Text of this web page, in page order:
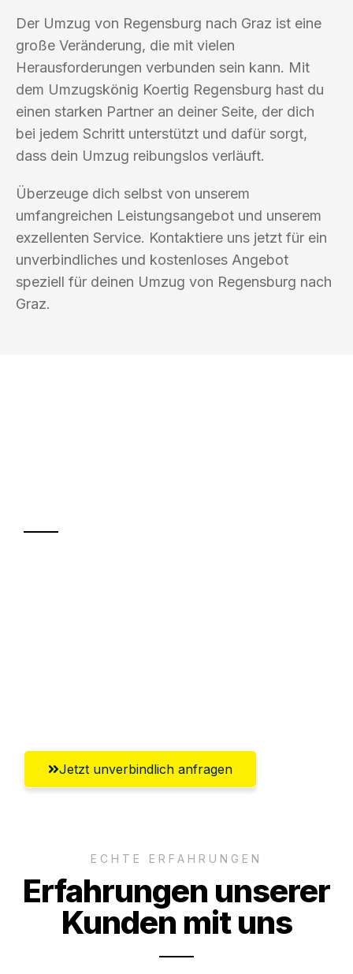
Der Umzug von Regensburg nach Graz ist eine
große Veränderung, die mit vielen
Herausforderungen verbunden sein kann. Mit
dem Umzugskönig Koertig Regensburg hast du
einen starken Partner an deiner Seite, der dich
bei jedem Schritt unterstützt und dafür sorgt,
dass dein Umzug reibungslos verläuft.
Überzeuge dich selbst von unserem
umfangreichen Leistungsangebot und unserem
exzellenten Service. Kontaktiere uns jetzt für ein
unverbindliches und kostenloses Angebot
speziell für deinen Umzug von Regensburg nach
Graz.
Jetzt unverbindlich anfragen
ECHTE ERFAHRUNGEN
Erfahrungen unserer
Kunden mit uns